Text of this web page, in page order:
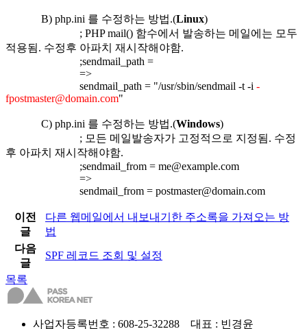
B) php.ini 를 수정하는 방법.(Linux)
; PHP mail() 함수에서 발송하는 메일에는 모두
적용됨. 수정후 아파치 재시작해야함.
;sendmail_path =
=>
sendmail_path = "/usr/sbin/sendmail -t -i -
fpostmaster@domain.com"
C) php.ini 를 수정하는 방법.(Windows)
; 모든 메일발송자가 고정적으로 지정됨. 수정
후 아파치 재시작해야함.
;sendmail_from = me@example.com
=>
sendmail_from = postmaster@domain.com
이전
글
다른 웹메일에서 내보내기한 주소록을 가져오는 방
법
다음
글
SPF 레코드 조회 및 설정
목록
사업자등록번호 : 608-25-32288 대표 : 빈경윤